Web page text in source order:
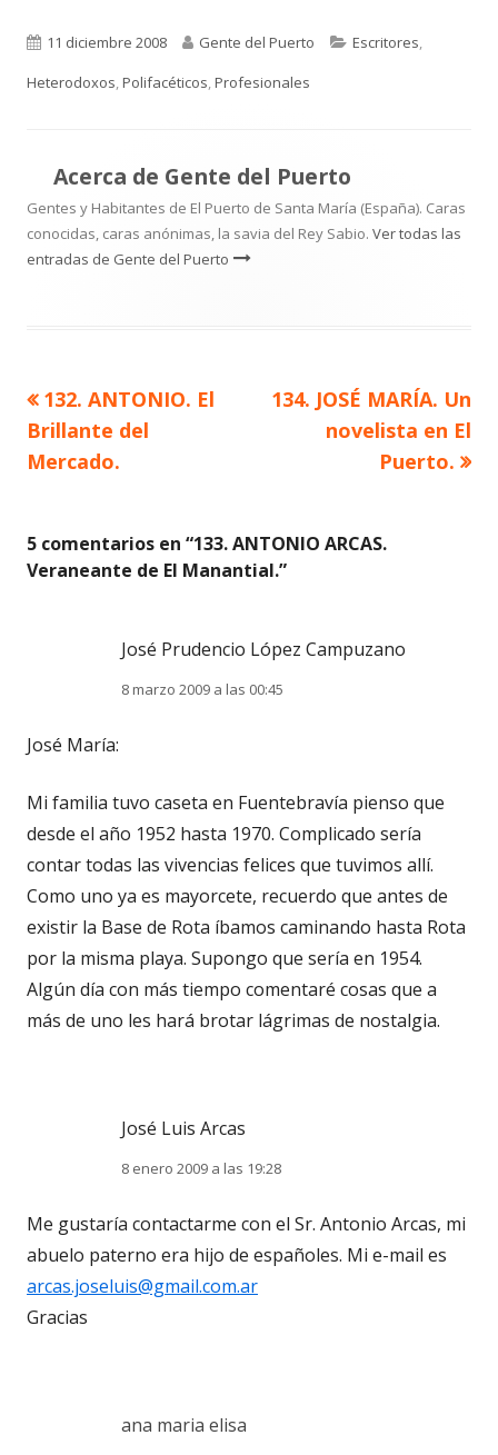
Publicado
el
11 diciembre 2008 Autor
Gente del Puerto Categorías
Escritores,
Heterodoxos,Polifacéticos,Profesionales
Acerca de Gente del Puerto
Gentes y Habitantes de El Puerto de Santa María (España). Caras
conocidas, caras anónimas, la savia del Rey Sabio. Ver todas las
entradas de Gente del Puerto
Navegación
de
Artículo
anterior
132. ANTONIO. El
Brillante del
Mercado.
Artículo
siguiente
134. JOSÉ MARÍA. Un
novelista en El
Puerto.
5 comentarios en “133. ANTONIO ARCAS.
Veraneante de El Manantial.”
José Prudencio López Campuzano
8 marzo 2009 a las 00:45
José María:
Mi familia tuvo caseta en Fuentebravía pienso que
desde el año 1952 hasta 1970. Complicado sería
contar todas las vivencias felices que tuvimos allí.
Como uno ya es mayorcete, recuerdo que antes de
existir la Base de Rota íbamos caminando hasta Rota
por la misma playa. Supongo que sería en 1954.
Algún día con más tiempo comentaré cosas que a
más de uno les hará brotar lágrimas de nostalgia.
José Luis Arcas
8 enero 2009 a las 19:28
Me gustaría contactarme con el Sr. Antonio Arcas, mi
abuelo paterno era hijo de españoles. Mi e-mail es
arcas.joseluis@gmail.com.ar
Gracias
ana maria elisa